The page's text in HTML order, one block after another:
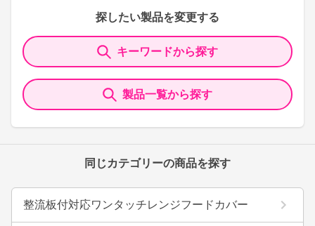
探したい製品を変更する
キーワードから探す
製品一覧から探す
同じカテゴリーの商品を探す
整流板付対応ワンタッチレンジフードカバー